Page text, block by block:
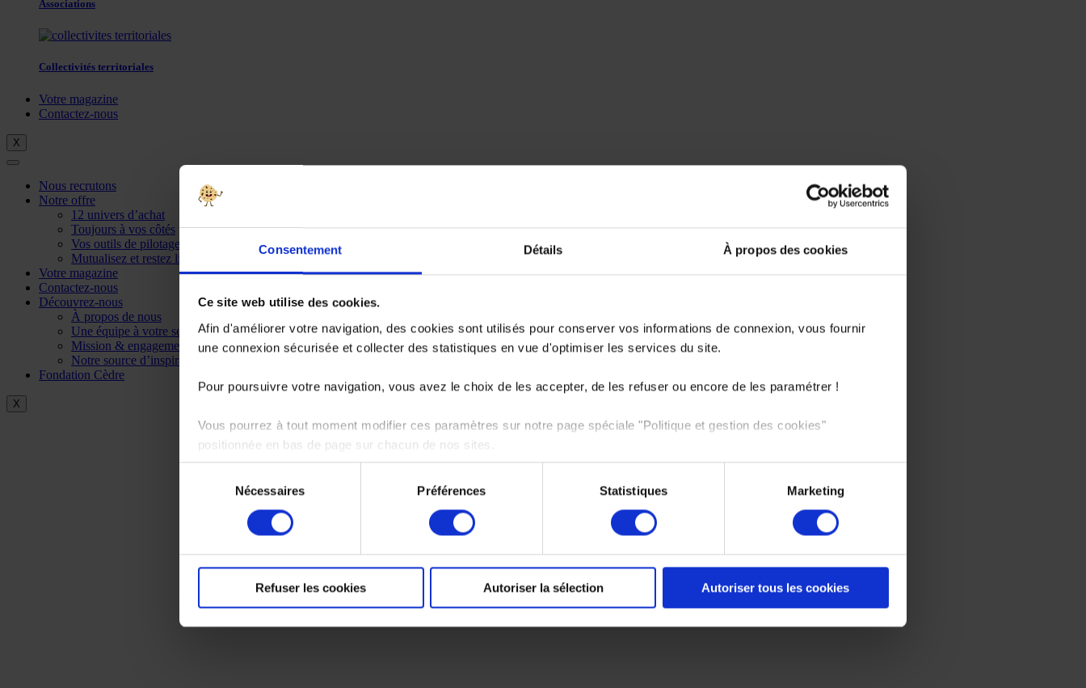
Consentement Détails À propos des cookies
Ce site web utilise des cookies.
Afin d'améliorer votre navigation, des cookies sont utilisés pour conserver vos informations de connexion, vous fournir
une connexion sécurisée et collecter des statistiques en vue d'optimiser les services du site.
Pour poursuivre votre navigation, vous avez le choix de les accepter, de les refuser ou encore de les paramétrer !
Vous pourrez à tout moment modifier ces paramètres sur notre page spéciale "Politique et gestion des cookies"
positionnée en bas de page sur chacun de nos sites.
Pour en savoir plus sur notre politique de protection des données personnelles,
consentement
Nécessaires Préférences Statistiques Marketing
Refuser les cookies Autoriser la sélection Autoriser tous les cookies
Associations
Collectivités territoriales
Votre magazine
Contactez-nous
X
Nous recrutons
Notre offre
12 univers d’achat
Toujours à vos côtés
Vos outils de pilotage
Mutualisez et restez libre
Votre magazine
Contactez-nous
Découvrez-nous
À propos de nous
Une équipe à votre service
Mission & engagements
Notre source d’inspiration
Fondation Cèdre
X